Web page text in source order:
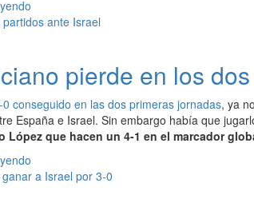
pierde en los
conseguido en las dos primeras jornadas, ya
España e Israel. Sin embargo había que
López que hacen un 4-1 en el marcador